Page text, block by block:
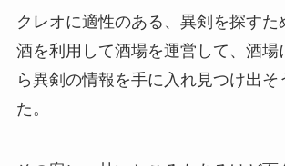
クレオに適性のある、異剣を探すた
酒を利用して酒場を運営して、酒場
ら異剣の情報を手に入れ見つけ出そ
た。